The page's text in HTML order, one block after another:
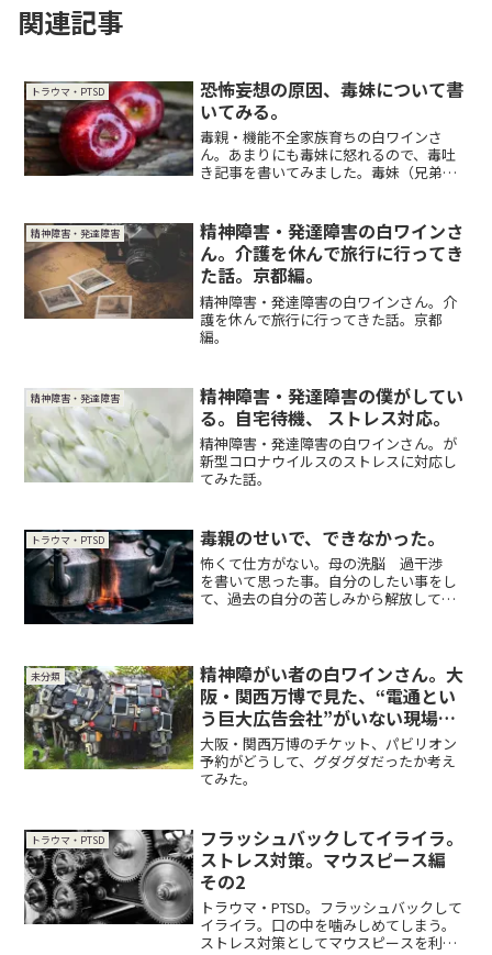
関連記事
トラウマ・PTSD
恐怖妄想の原因、毒妹について書
いてみる。
毒親・機能不全家族育ちの白ワインさ
ん。あまりにも毒妹に怒れるので、毒吐
き記事を書いてみました。毒妹（兄弟姉
精神障害・発達障害
精神障害・発達障害の白ワインさ
ん。介護を休んで旅行に行ってき
た話。京都編。
精神障害・発達障害の白ワインさん。介
護を休んで旅行に行ってきた話。京都
編。
精神障害・発達障害
精神障害・発達障害の僕がしてい
る。自宅待機、 ストレス対応。
精神障害・発達障害の白ワインさん。が
新型コロナウイルスのストレスに対応し
てみた話。
トラウマ・PTSD 毒親のせいで、できなかった。
怖くて仕方がない。母の洗脳 過干渉
を書いて思った事。自分のしたい事をし
て、過去の自分の苦しみから解放してあ
未分類
精神障がい者の白ワインさん。大
阪・関西万博で見た、“電通とい
う巨大広告会社”がいない現場か
ら学んだこと
大阪・関西万博のチケット、パビリオン
予約がどうして、グダグダだったか考え
てみた。
トラウマ・PTSD
フラッシュバックしてイライラ。
ストレス対策。マウスピース編
その2
トラウマ・PTSD。フラッシュバックして
イライラ。口の中を噛みしめてしまう。
ストレス対策としてマウスピースを利用